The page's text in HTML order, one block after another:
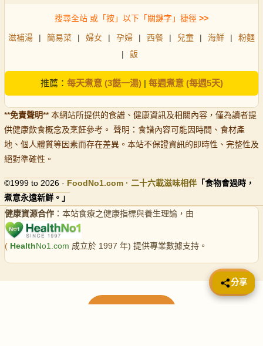
搜尋全站 或「按」以下「關鍵字」捷徑 >>
滋補湯 | 簡易菜 | 婦女 | 孕婦 | 西餐 | 兒童 | 海鮮 |
粉麵
|
飯
推薦： 每天煮意 (3餸一湯)| 每週煮意 (每週5天)
**免責聲明** 本網站所提供的食譜、健康資訊及相關內容，僅為讀者提
供健康飲食概念及烹飪參考。 聲明：食譜內容可能因時間、食材產
地、個人體質等因素而存在差異。本站不保證資訊的即時性、完整性及
絕對準確性。
©1999 to 2026 · FoodNo1.com · 二十六載滋味相伴 「食物會過時，
煮意永遠新鮮。」
健康資源合作 ：本站食療之健康指標與養生理論，由
( HealthNo1.com 成立於 1997 年) 提供專業數據支持。
📤 分享
分享